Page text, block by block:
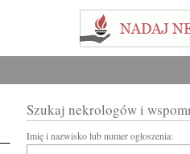
Szukaj nekrologów i
Imię i nazwisko lub numer ogłoszenia: